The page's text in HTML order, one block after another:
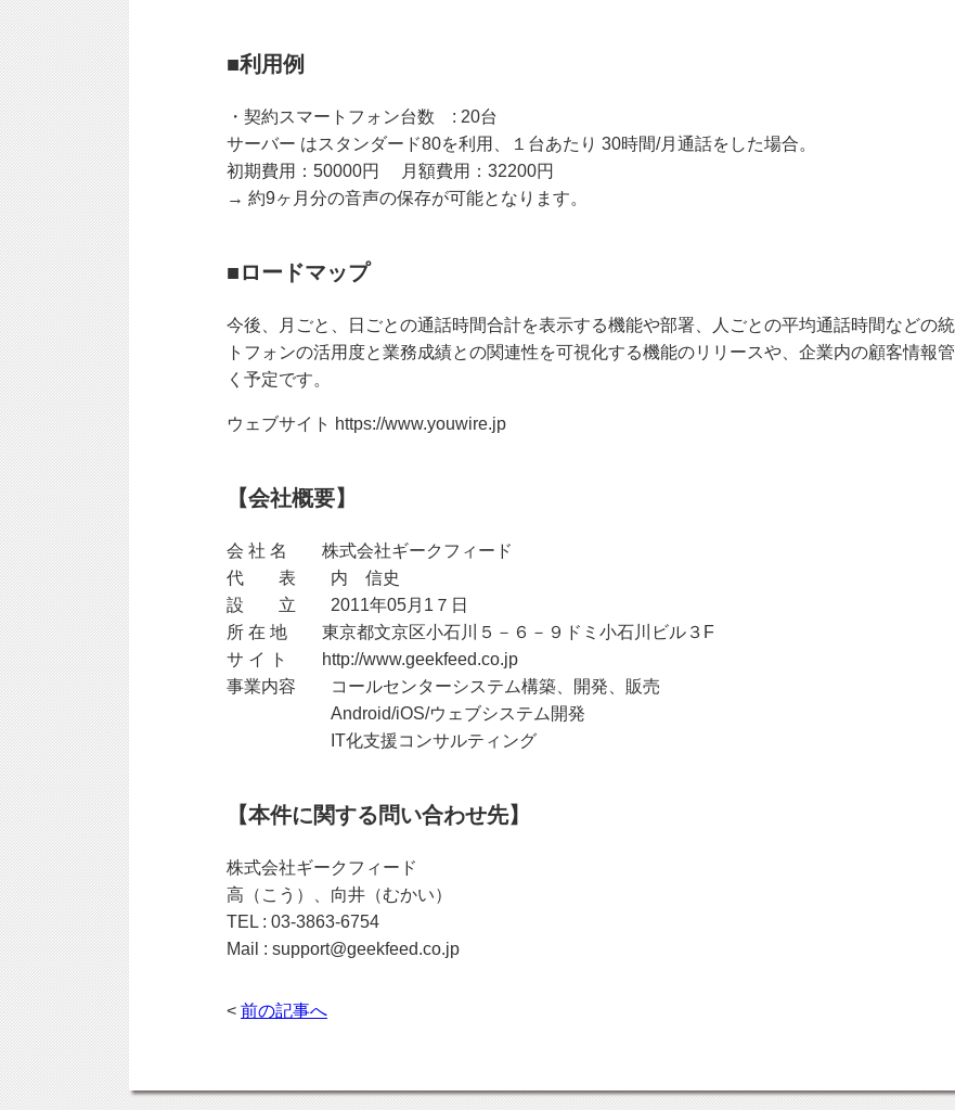
■利用例
・契約スマートフォン台数 : 20台
サーバー はスタンダード80を利用、１台あたり 30時間/月通話をした場合。
初期費用：50000円 月額費用：32200円
→ 約9ヶ月分の音声の保存が可能となります。
■ロードマップ
今後、月ごと、日ごとの通話時間合計を表示する機能や部署、人ごとの平均通話時間などの
トフォンの活用度と業務成績との関連性を可視化する機能のリリースや、企業内の顧客情報
く予定です。
ウェブサイト https://www.youwire.jp
【会社概要】
会 社 名 株式会社ギークフィード
代 表 内 信史
設 立 2011年05月1７日
所 在 地 東京都文京区小石川５－６－９ドミ小石川ビル３F
サ イ ト http://www.geekfeed.co.jp
事業内容 コールセンターシステム構築、開発、販売
Android/iOS/ウェブシステム開発
IT化支援コンサルティング
【本件に関する問い合わせ先】
株式会社ギークフィード
高（こう）、向井（むかい）
TEL : 03-3863-6754
Mail : support@geekfeed.co.jp
< 前の記事へ